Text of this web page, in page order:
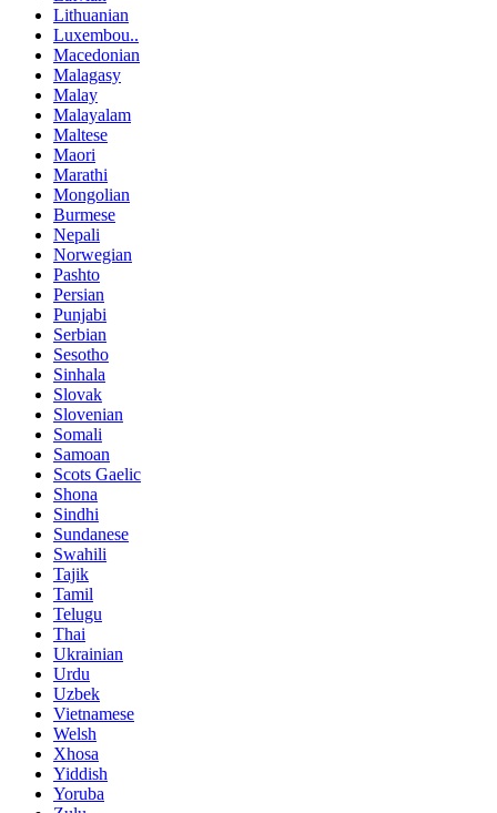
Lithuanian
Luxembou..
Macedonian
Malagasy
Malay
Malayalam
Maltese
Maori
Marathi
Mongolian
Burmese
Nepali
Norwegian
Pashto
Persian
Punjabi
Serbian
Sesotho
Sinhala
Slovak
Slovenian
Somali
Samoan
Scots Gaelic
Shona
Sindhi
Sundanese
Swahili
Tajik
Tamil
Telugu
Thai
Ukrainian
Urdu
Uzbek
Vietnamese
Welsh
Xhosa
Yiddish
Yoruba